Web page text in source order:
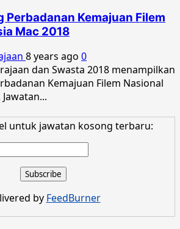
Perbadanan Kemajuan Filem
Mac 2018
8 years ago 0
dan Swasta 2018 menampilkan
Kemajuan Filem Nasional
untuk jawatan kosong terbaru:
by FeedBurner